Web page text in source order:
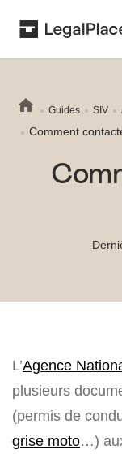
Guides SIV
Comment
L’Agence
plusieurs
(permis de
grise moto…)